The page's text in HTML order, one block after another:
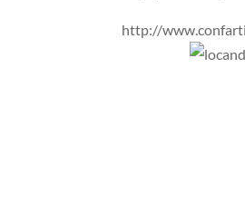
http://